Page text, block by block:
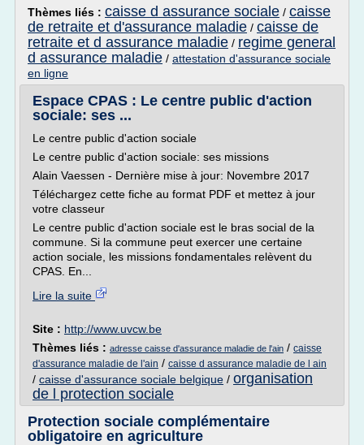
Thèmes liés : caisse d assurance sociale / caisse
de retraite et d'assurance maladie / caisse de
retraite et d assurance maladie / regime general
d assurance maladie / attestation d'assurance sociale
en ligne
Espace CPAS : Le centre public d'action
sociale: ses ...
Le centre public d'action sociale
Le centre public d'action sociale: ses missions
Alain Vaessen - Dernière mise à jour: Novembre 2017
Téléchargez cette fiche au format PDF et mettez à jour
votre classeur
Le centre public d'action sociale est le bras social de la
commune. Si la commune peut exercer une certaine
action sociale, les missions fondamentales relèvent du
CPAS. En...
Lire la suite
Site : http://www.uvcw.be
Thèmes liés : adresse caisse d'assurance maladie de l'ain / caisse
d'assurance maladie de l'ain / caisse d assurance maladie de l ain
/ caisse d'assurance sociale belgique / organisation
de l protection sociale
Protection sociale complémentaire
obligatoire en agriculture